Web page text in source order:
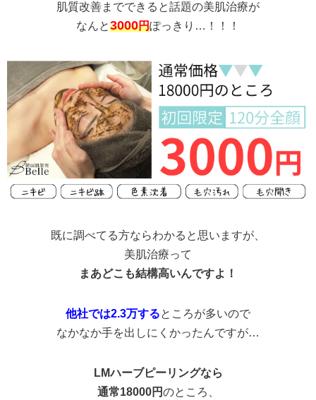
肌質改善までできると話題の美肌治療が
なんと3000円ぽっきり…！！！
既に調べてる方ならわかると思いますが、
美肌治療って
まあどこも結構高いんですよ！
他社では2.3万するところが多いので
なかなか手を出しにくかったんですが…
LMハーブピーリングなら
通常18000円のところ、